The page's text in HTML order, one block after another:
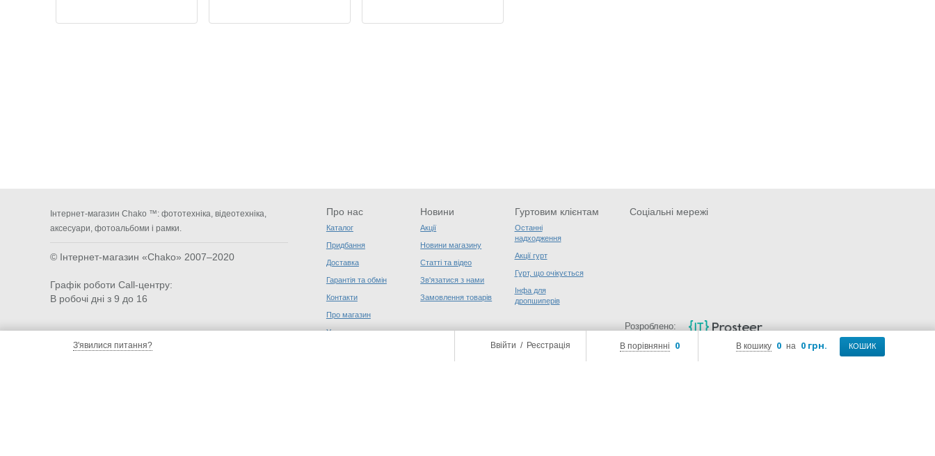
З'явилися питання? В кошику 0 на 0 грн. КОШИК
В порівнянні 0
Ввійти / Реєстрація
Інтернет-магазин Chako ™: фототехніка, відеотехніка,
аксесуари, фотоальбоми і рамки.
© Інтернет-магазин «Chako» 2007–2020
Графік роботи Call-центру:
В робочі дні з 9 до 16
Про нас
Каталог
Придбання
Доставка
Гарантія та обмін
Контакти
Про магазин
Угода користувача
Новини
Акції
Новини магазину
Статті та відео
Зв'язатися з нами
Замовлення товарів
Гуртовим клієнтам
Останні
надходження
Акції гурт
Гурт, що очікується
Інфа для
дропшиперів
Соціальні мережі
Розроблено: